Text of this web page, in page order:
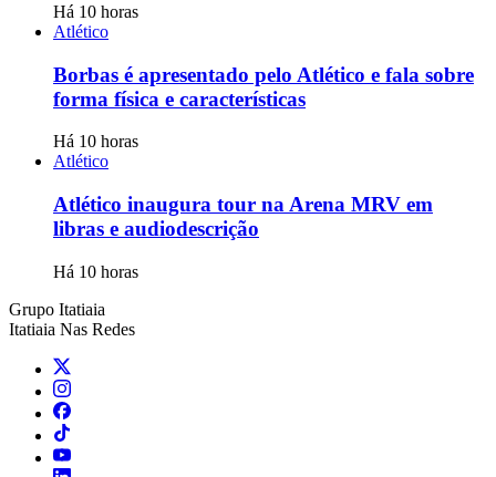
Há 10 horas
Atlético
Borbas é apresentado pelo Atlético e fala sobre
forma física e características
Há 10 horas
Atlético
Atlético inaugura tour na Arena MRV em
libras e audiodescrição
Há 10 horas
Grupo Itatiaia
Itatiaia Nas Redes